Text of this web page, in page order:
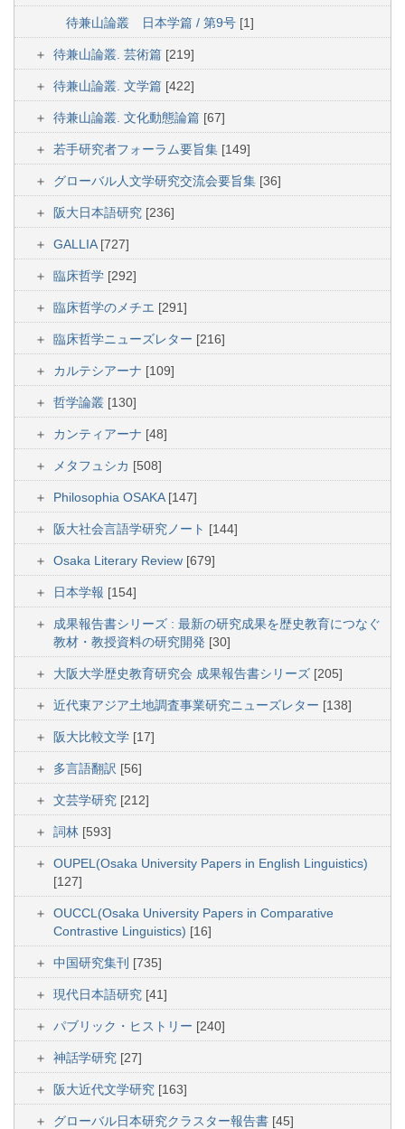
待兼山論叢 日本学篇 / 第9号 [1]
待兼山論叢. 芸術篇 [219]
待兼山論叢. 文学篇 [422]
待兼山論叢. 文化動態論篇 [67]
若手研究者フォーラム要旨集 [149]
グローバル人文学研究交流会要旨集 [36]
阪大日本語研究 [236]
GALLIA [727]
臨床哲学 [292]
臨床哲学のメチエ [291]
臨床哲学ニューズレター [216]
カルテシアーナ [109]
哲学論叢 [130]
カンティアーナ [48]
メタフュシカ [508]
Philosophia OSAKA [147]
阪大社会言語学研究ノート [144]
Osaka Literary Review [679]
日本学報 [154]
成果報告書シリーズ : 最新の研究成果を歴史教育につなぐ
教材・教授資料の研究開発 [30]
大阪大学歴史教育研究会 成果報告書シリーズ [205]
近代東アジア土地調査事業研究ニューズレター [138]
阪大比較文学 [17]
多言語翻訳 [56]
文芸学研究 [212]
詞林 [593]
OUPEL(Osaka University Papers in English Linguistics)
[127]
OUCCL(Osaka University Papers in Comparative
Contrastive Linguistics) [16]
中国研究集刊 [735]
現代日本語研究 [41]
パブリック・ヒストリー [240]
神話学研究 [27]
阪大近代文学研究 [163]
グローバル日本研究クラスター報告書 [45]